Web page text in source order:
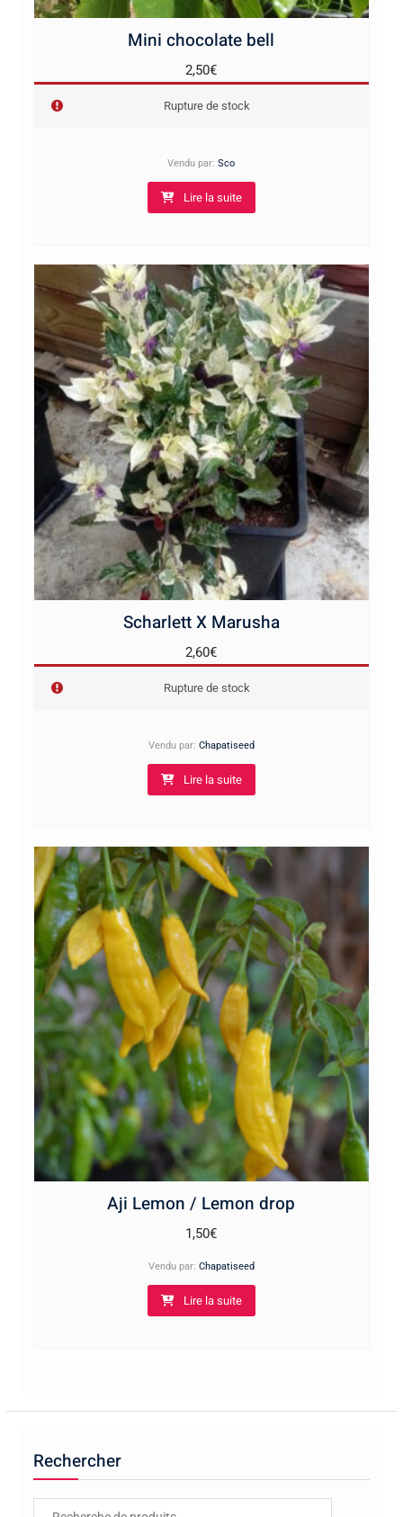
Mini chocolate bell
2,50€
Rupture de stock
Vendu par:Sco
Lire la suite
Scharlett X Marusha
2,60€
Rupture de stock
Vendu par: Chapatiseed
Lire la suite
Aji Lemon / Lemon drop
1,50€
Vendu par: Chapatiseed
Lire la suite
Rechercher
Recherche